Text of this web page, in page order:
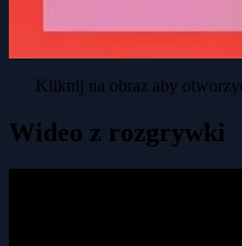
Kliknij na obraz aby
Wideo z rozgrywki